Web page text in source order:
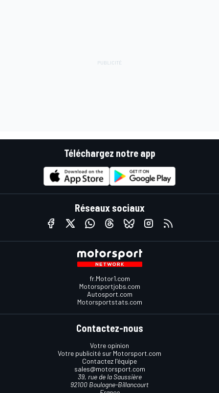
Téléchargez notre app
Réseaux sociaux
fr.Motor1.com
Motorsportjobs.com
Autosport.com
Motorsportstats.com
Contactez-nous
Votre opinion
Votre publicité sur Motorsport.com
Contactez l'équipe
sales@motorsport.com
39, rue de la Saussière
92100 Boulogne-Billancourt